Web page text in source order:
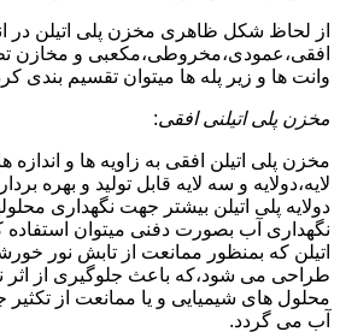
از لحاظ شکل ظاهری مخزن پلی اتیلن در
افقی،عمودی،مخروطی،مکعبی و مخازن
وانت ها و زیر پله ها میتوان تقسیم بندی
مخزن پلی اتیلنی افقی:
مخزن پلی اتیلن افقی به زاویه ها و
لایه،دولایه و سه لایه قابل تولید و بهره
دولایه پلی اتیلن بیشتر جهت نگهداری
نگهداری آب بصورت دفنی میتوان
اتیلن که بمنظور ممانعت از تابش نور
طراحی می شود،که باعث جلوگیری از اثر
محلول های شیمیایی و یا ممانعت از
آب می گردد.